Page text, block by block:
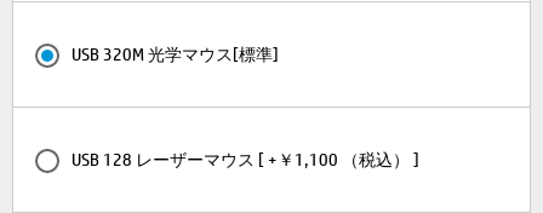
USB 320M 光学マウス[標準]
USB 128 レーザーマウス [ +￥1,100 （税込） ]